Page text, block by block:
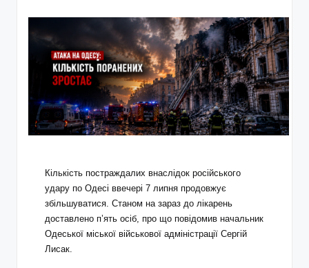
Кількість постраждалих внаслідок російського
удару по Одесі ввечері 7 липня продовжує
збільшуватися. Станом на зараз до лікарень
доставлено п’ять осіб, про що повідомив начальник
Одеської міської військової адміністрації Сергій
Лисак.